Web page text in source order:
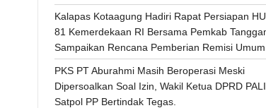
Kalapas Kotaagung Hadiri Rapat Persiapan
81 Kemerdekaan RI Bersama Pemkab
Sampaikan Rencana Pemberian Remisi Umum
PKS PT Aburahmi Masih Beroperasi Meski
Dipersoalkan Soal Izin, Wakil Ketua DPRD
Satpol PP Bertindak Tegas.